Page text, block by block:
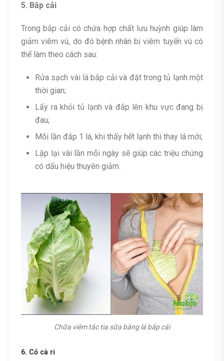
5. Bắp cải
Trong bắp cải có chứa hợp chất lưu huỳnh giúp làm
giảm viêm vú, do đó bệnh nhân bị viêm tuyến vú có
thể làm theo cách sau:
Rửa sạch vài lá bắp cải và đặt trong tủ lạnh một
thời gian;
Lấy ra khỏi tủ lạnh và đắp lên khu vực đang bị
đau;
Mỗi lần đắp 1 lá, khi thấy hết lạnh thì thay lá mới;
Lặp lại vài lần mỗi ngày sẽ giúp các triệu chứng
có dấu hiệu thuyên giảm.
Chữa viêm tắc tia sữa bằng lá bắp cải
6. Cỏ cà ri